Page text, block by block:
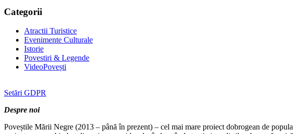
Categorii
Atractii Turistice
Evenimente Culturale
Istorie
Povestiri & Legende
VideoPovești
Setări GDPR
Despre noi
Poveștile Mării Negre (2013 – până în prezent) – cel mai mare proiect dobrogean de